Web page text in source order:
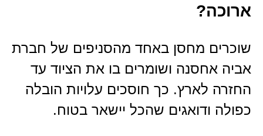
ארוכה?
שוכרים מחסן באחד מהסניפים של חברת
אביה אחסנה ושומרים בו את הציוד עד
החזרה לארץ. כך חוסכים עלויות הובלה
כפולה ודואגים שהכל יישאר בטוח.